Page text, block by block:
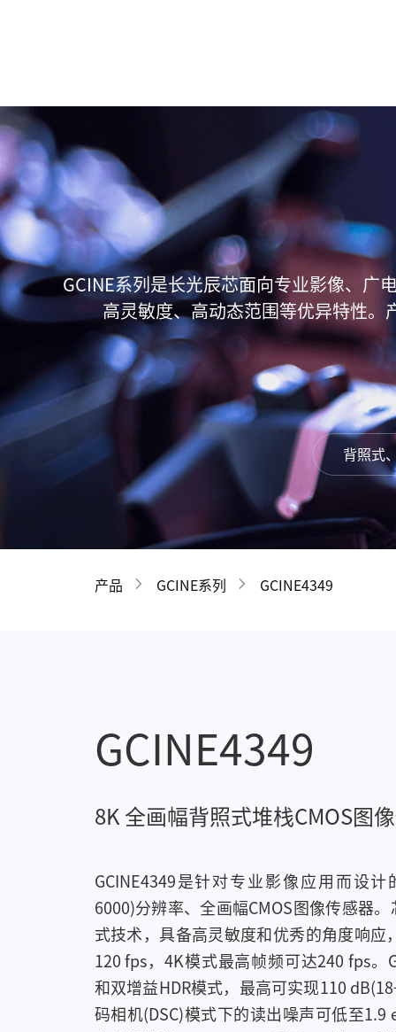
GCINE系列是长光辰芯面向专业影像、广
高灵敏度、高动态范围等优异特性。
背照式
产品 GCINE系列 GCINE4349
GCINE4349
8K 全画幅背照式堆栈CMOS图
GCINE4349是针对专业影像应用而设
6000)分辨率、全画幅CMOS图像传感器
式技术，具备高灵敏度和优秀的角度响应
120 fps，4K模式最高帧频可达240 fps。
和双增益HDR模式，最高可实现110
码相机(DSC)模式下的读出噪声可低至1.9